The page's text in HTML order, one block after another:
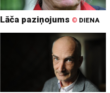
Lāča paziņojums © DIENA